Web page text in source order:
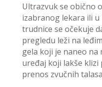
Ultrazvuk se obično
izabranog lekara ili u
trudnice se očekuje
pregledu leži na
gela koji je naneo
uređaj koji lakše
prenos zvučnih